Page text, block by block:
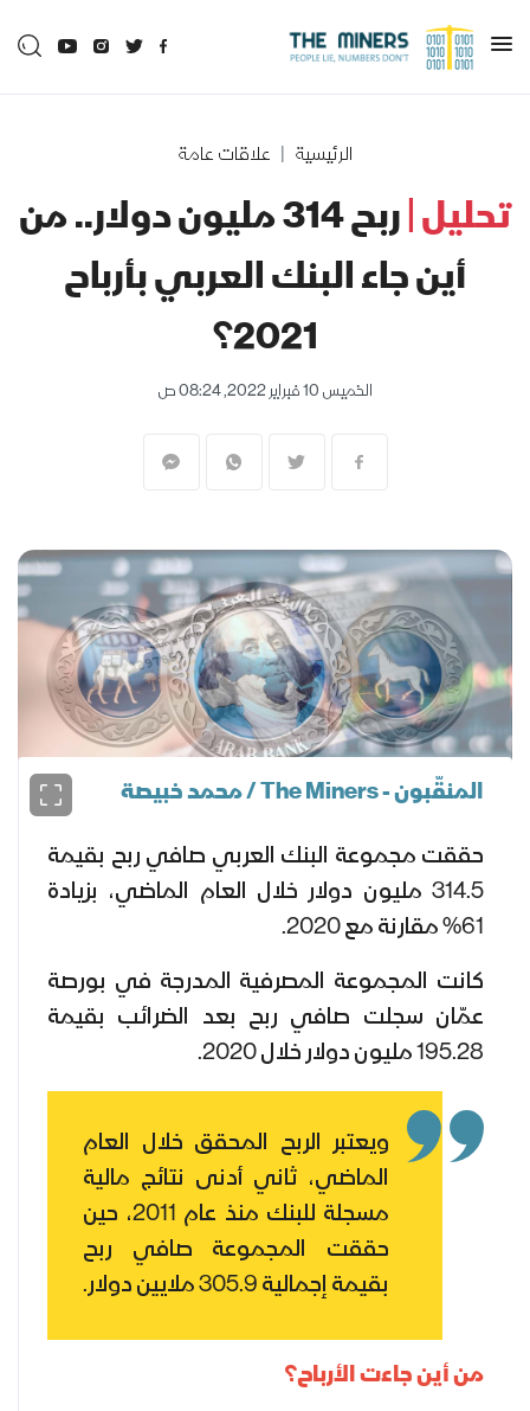
الرئيسية علاقات عامة
تحليل |
ربح 314 مليون دولار.. من
أين جاء البنك العربي بأرباح
2021؟
الخميس 10 فبراير 2022, 08:24 ص
المنقّبون - The Miners / محمد خبيصة
حققت مجموعة البنك العربي صافي ربح بقيمة
314.5 مليون دولار خلال العام الماضي، بزيادة
61% مقارنة مع 2020.
كانت المجموعة المصرفية المدرجة في بورصة
عمّان سجلت صافي ربح بعد الضرائب بقيمة
195.28 مليون دولار خلال 2020.
ويعتبر الربح المحقق خلال العام
الماضي، ثاني أدنى نتائج مالية
مسجلة للبنك منذ عام 2011، حين
حققت المجموعة صافي ربح
بقيمة إجمالية 305.9 ملايين دولار.
من أين جاءت الأرباح؟